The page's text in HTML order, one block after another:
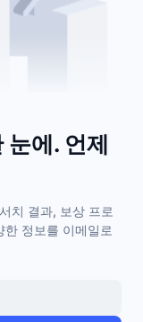
눈에. 언제
치 결과, 보상 프로
정보를 이메일로